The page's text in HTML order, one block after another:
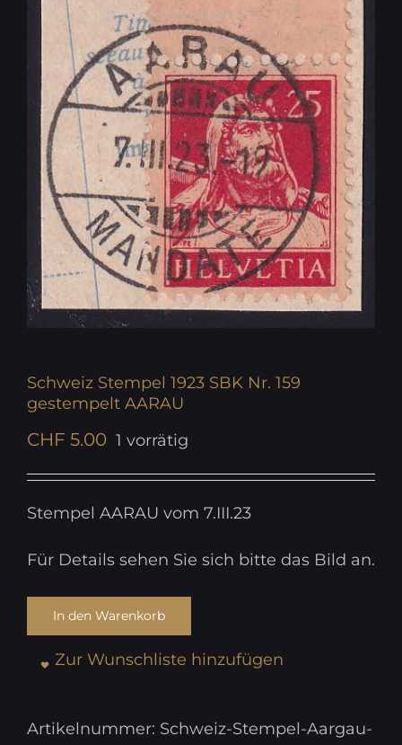
Schweiz Stempel 1923 SBK Nr. 159
gestempelt AARAU
CHF 5.00 1 vorrätig
Stempel AARAU vom 7.III.23
Für Details sehen Sie sich bitte das Bild an.
In den Warenkorb
Zur Wunschliste hinzufügen
Artikelnummer: Schweiz-Stempel-Aargau-